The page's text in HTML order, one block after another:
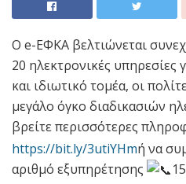
Ο e-ΕΦΚΑ βελτιώνεται
20 ηλεκτρονικές υπηρεσίες
και ιδιωτικό τομέα, οι
μεγάλο όγκο διαδικασιών
βρείτε περισσότερες
https://bit.ly/3utiYHmή να
αριθμό εξυπηρέτησης